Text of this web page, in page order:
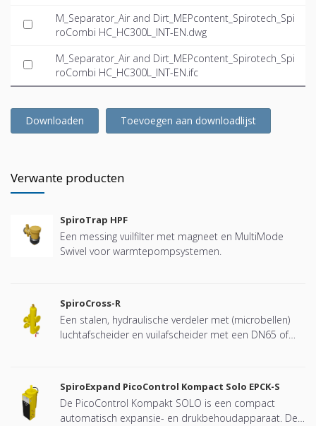
M_Separator_Air and Dirt_MEPcontent_Spirotech_Spi
roCombi HC_HC300L_INT-EN.dwg
M_Separator_Air and Dirt_MEPcontent_Spirotech_Spi
roCombi HC_HC300L_INT-EN.ifc
Downloaden Toevoegen aan downloadlijst
Verwante producten
SpiroTrap HPF
Een messing vuilfilter met magneet en MultiMode
Swivel voor warmtepompsystemen.
SpiroCross-R
Een stalen, hydraulische verdeler met (microbellen)
luchtafscheider en vuilafscheider met een DN65 of
SpiroExpand PicoControl Kompact Solo EPCK-S
De PicoControl Kompakt SOLO is een compact
automatisch expansie- en drukbehoudapparaat. De